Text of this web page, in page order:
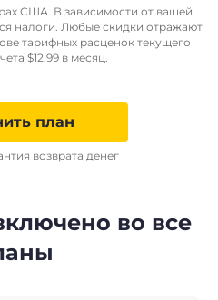
США. В зависимости от вашей
налоги. Любые скидки отражают
тарифных расценок текущего
$12.99 в месяц.
план
возврата денег
во все